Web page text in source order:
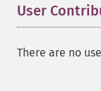
User
There are no